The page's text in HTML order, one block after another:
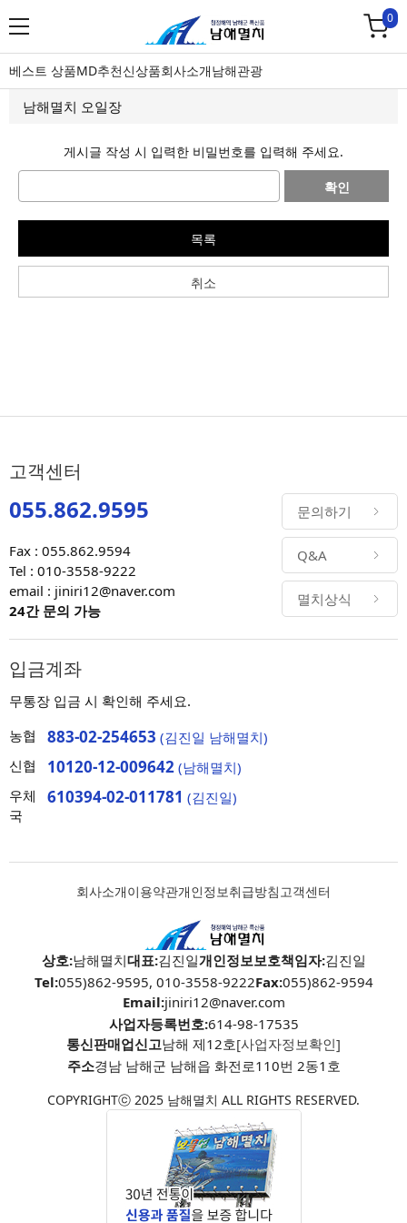
0
베스트 상품MD추천신상품회사소개남해관광
남해멸치 오일장
게시글 작성 시 입력한 비밀번호를 입력해 주세요.
확인
목록
취소
고객센터
055.862.9595
Fax : 055.862.9594
Tel : 010-3558-9222
email : jiniri12@naver.com
24간 문의 가능
문의하기
Q&A
멸치상식
입금계좌
무통장 입금 시 확인해 주세요.
농협
883-02-254653 (김진일 남해멸치)
신협
10120-12-009642 (남해멸치)
우체
국
610394-02-011781 (김진일)
회사소개이용약관개인정보취급방침고객센터
상호:남해멸치대표:김진일개인정보보호책임자:김진일
Tel:055)862-9595, 010-3558-9222Fax:055)862-9594
Email:jiniri12@naver.com
사업자등록번호:614-98-17535
통신판매업신고남해 제12호[사업자정보확인]
주소경남 남해군 남해읍 화전로110번 2동1호
COPYRIGHTⓒ 2025 남해멸치 ALL RIGHTS RESERVED.